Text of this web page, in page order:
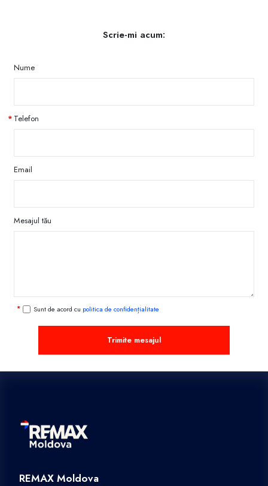
Scrie-mi acum:
Nume
Telefon
Email
Mesajul tău
Sunt de acord cu politica de confidențialitate
Trimite mesajul
REMAX Moldova